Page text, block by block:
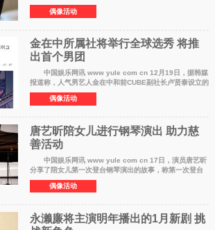
番位问题而引发争议，可以说是热度不断。如今这部电影
也已经进入了最后的后期制作阶段，
偶像活动
金在中所属社将举行全球选秀 将推
出首个男团
中国娱乐网讯 www yule com cn 12月19日，据韩媒
报道称，人气男艺人金在中和前CUBE副社长卢贤泰设立的
iNKODE将于2025年举行全球选秀，励志推出全新男
团。 消息表示，这场选秀将于1月1日以
偶像活动
唐艺昕陪女儿进行钢琴演出 助力慈
善活动
中国娱乐网讯 www yule com cn 17日，演员唐艺昕
分享了陪女儿第一次登台钢琴演出的故事，称第一次登台
感觉很好。当她躺在床上感慨地说：对于我们俩初学者来
说真不容易啊的时候，作为整场年龄
偶像活动
永濑廉将主演明年播出的1月新剧 挑